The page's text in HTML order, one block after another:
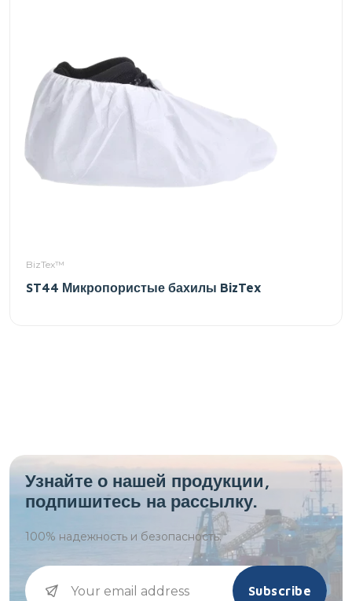
BizTex™
ST44 Микропористые бахилы BizTex
Узнайте о нашей продукции,
подпишитесь на рассылку.
100% надежность и безопасность.
Subscribe